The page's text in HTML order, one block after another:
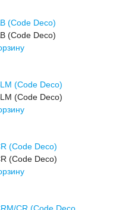
(Code Deco)
(Code Deco)
(Code Deco)
(Code Deco)
(Code Deco)
(Code Deco)
CR (Code Deco...